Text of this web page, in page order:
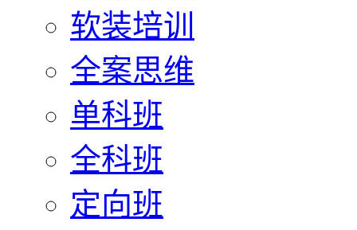
软装培训
全案思维
单科班
全科班
定向班